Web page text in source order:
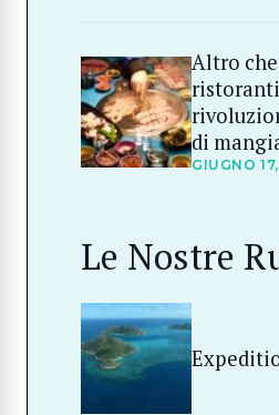
Altro
di
GIUGNO
Le Nostre